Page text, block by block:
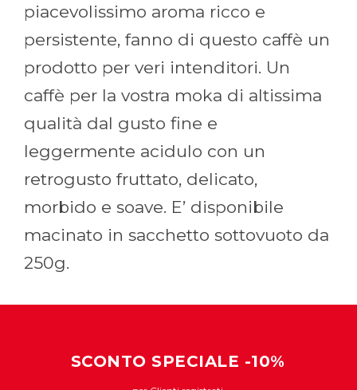
piacevolissimo aroma ricco e
persistente, fanno di questo caffè un
prodotto per veri intenditori. Un
caffè per la vostra moka di altissima
qualità dal gusto fine e
leggermente acidulo con un
retrogusto fruttato, delicato,
morbido e soave. E’ disponibile
macinato in sacchetto sottovuoto da
250g.
SCONTO SPECIALE -10%